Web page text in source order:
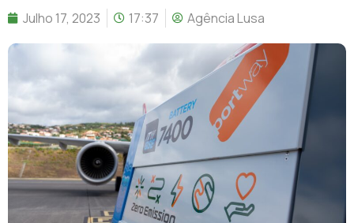
Julho 17, 2023 17:37 Agência Lusa